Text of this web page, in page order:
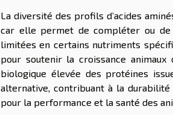
La diversité des profils d’acides
car elle permet de compléter ou de
limitées en certains nutriments
pour soutenir la croissance
biologique élevée des protéines
alternative, contribuant à la
pour la performance et la santé des